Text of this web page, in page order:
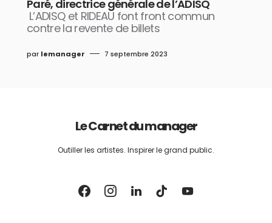
Paré, directrice générale de l’ADISQ
L’ADISQ et RIDEAU font front commun
contre la revente de billets
par lemanager 7 septembre 2023
Le Carnet du manager
Outiller les artistes. Inspirer le grand public.